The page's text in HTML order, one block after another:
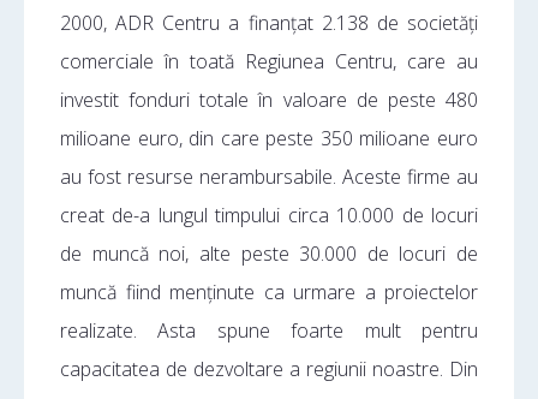
2000, ADR Centru a finanțat 2.138 de societăți
comerciale în toată Regiunea Centru, care au
investit fonduri totale în valoare de peste 480
milioane euro, din care peste 350 milioane euro
au fost resurse nerambursabile. Aceste firme au
creat de-a lungul timpului circa 10.000 de locuri
de muncă noi, alte peste 30.000 de locuri de
muncă fiind menținute ca urmare a proiectelor
realizate. Asta spune foarte mult pentru
capacitatea de dezvoltare a regiunii noastre. Din